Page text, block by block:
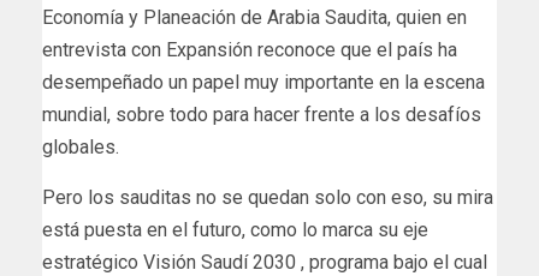
Economía y Planeación de Arabia Saudita, quien en
entrevista con Expansión reconoce que el país ha
desempeñado un papel muy importante en la escena
mundial, sobre todo para hacer frente a los desafíos
globales.
Pero los sauditas no se quedan solo con eso, su mira
está puesta en el futuro, como lo marca su eje
estratégico Visión Saudí 2030 , programa bajo el cual